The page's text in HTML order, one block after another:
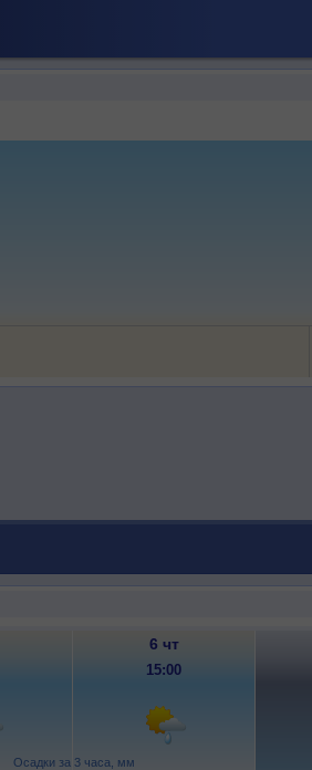
Осадки за 3 часа, мм
6 чт
15:00